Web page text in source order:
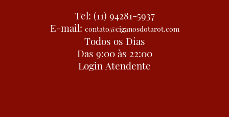
Tel: (11) 94281-5937
E-mail: contato@ciganosdotarot.com
Todos os Dias
Das 9:00 às 22:00
Login Atendente